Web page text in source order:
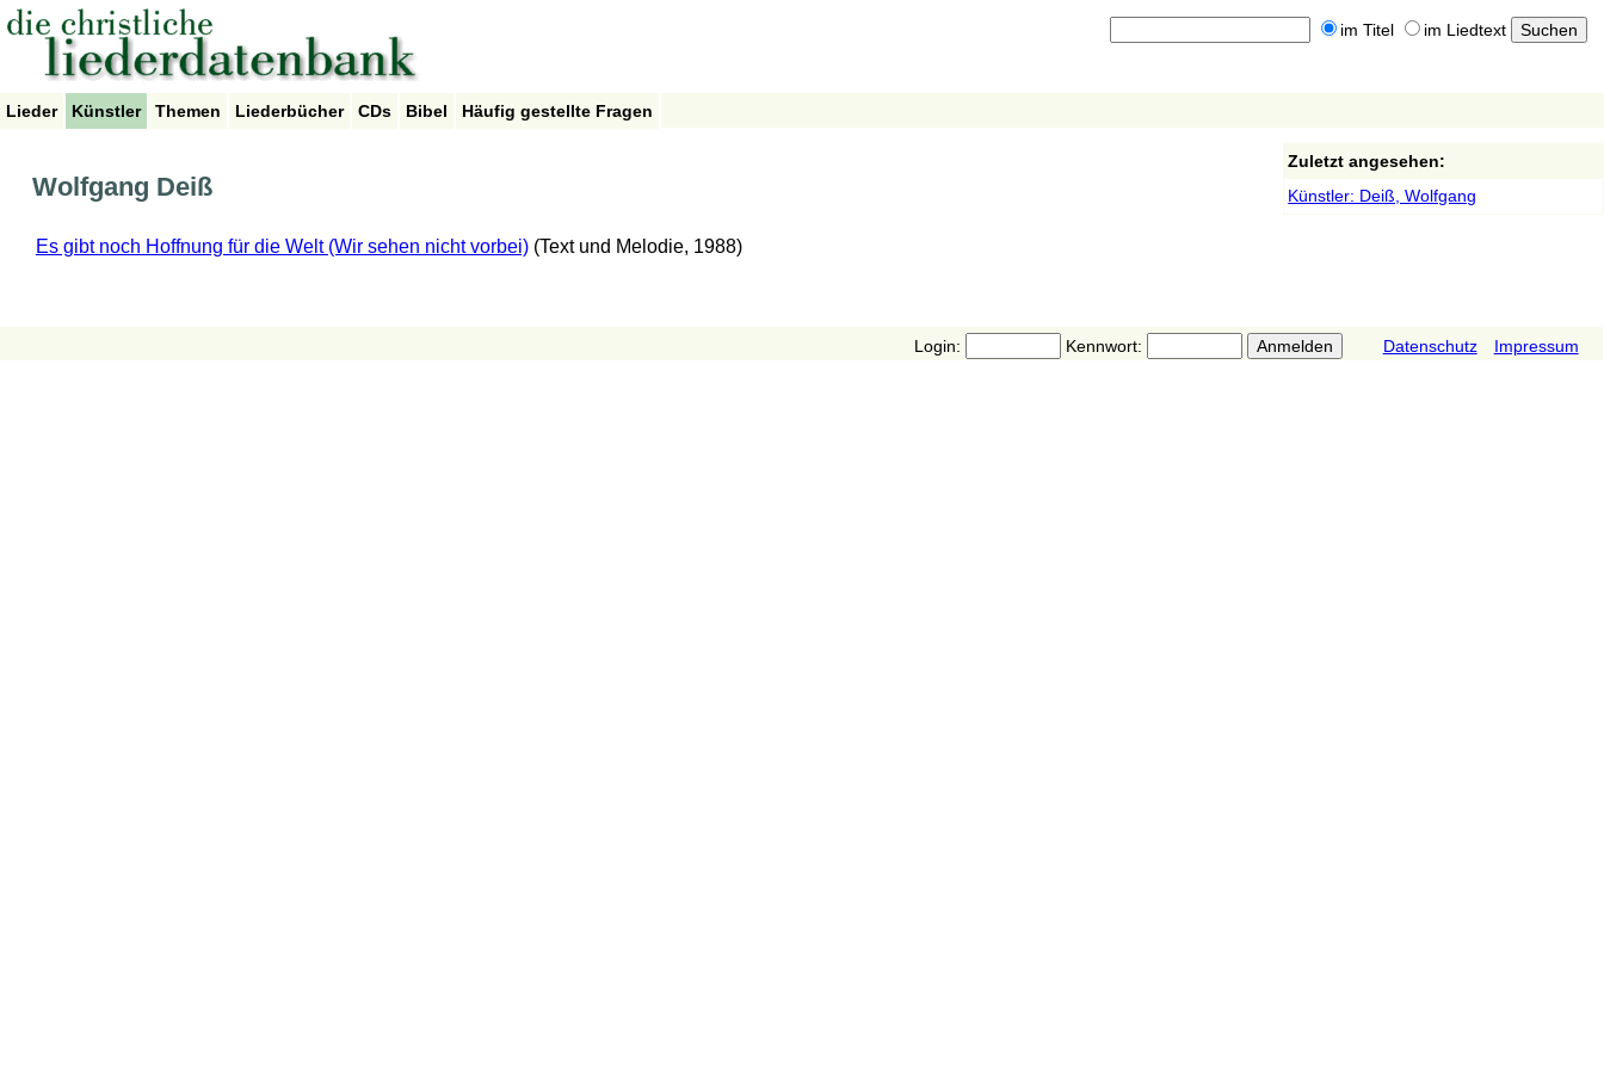
im Titel im Liedtext
Lieder Künstler Themen Liederbücher CDs Bibel Häufig gestellte Fragen
Wolfgang Deiß
Es gibt noch Hoffnung für die Welt (Wir sehen nicht vorbei) (Text und Melodie, 1988)
Zuletzt angesehen:
Künstler: Deiß, Wolfgang
Login: Kennwort: Datenschutz Impressum